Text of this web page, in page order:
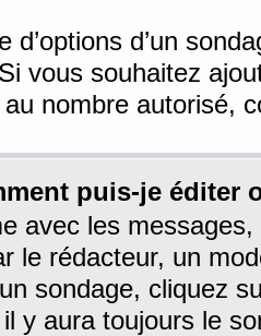
d’options d’un
vous souhaitez
nombre autorisé,
puis-je éditer
avec les
le rédacteur, un
sondage, cliquez
y aura toujours le